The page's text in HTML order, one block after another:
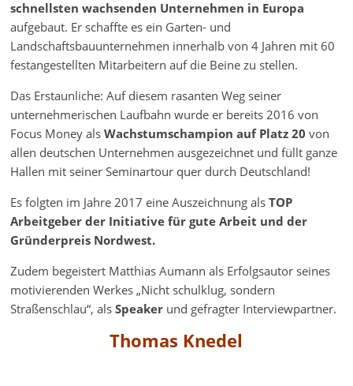
schnellsten wachsenden Unternehmen in Europa
aufgebaut. Er schaffte es ein Garten- und
Landschaftsbauunternehmen innerhalb von 4 Jahren mit 60
festangestellten Mitarbeitern auf die Beine zu stellen.
Das Erstaunliche: Auf diesem rasanten Weg seiner
unternehmerischen Laufbahn wurde er bereits 2016 von
Focus Money alsWachstumschampion auf Platz 20 von
allen deutschen Unternehmen ausgezeichnet und füllt ganze
Hallen mit seiner Seminartour quer durch Deutschland!
Es folgten im Jahre 2017 eine Auszeichnung alsTOP
Arbeitgeber der Initiative für gute Arbeit und der
Gründerpreis Nordwest.
Zudem begeistert Matthias Aumann als Erfolgsautor seines
motivierenden Werkes „Nicht schulklug, sondern
Straßenschlau“, alsSpeaker und gefragter Interviewpartner.
Thomas Knedel